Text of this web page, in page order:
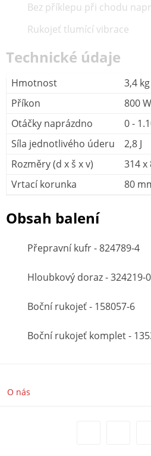
Bez příklepu při chodu
Rukojeť tlumící vibrace
Technické údaje
Hmotnost
3,4 kg
Příkon
800 W
Otáčky naprázdno
0 -
Síla jednotlivého úderu
2,8 J
Rozměry (d x š x v)
314 x
Vrtací korunka
80
Obsah balení
Přepravní kufr - 824789-4
Hloubkový doraz - 324219-0
Boční rukojeť - 158057-6
Boční rukojeť komplet -
O nás